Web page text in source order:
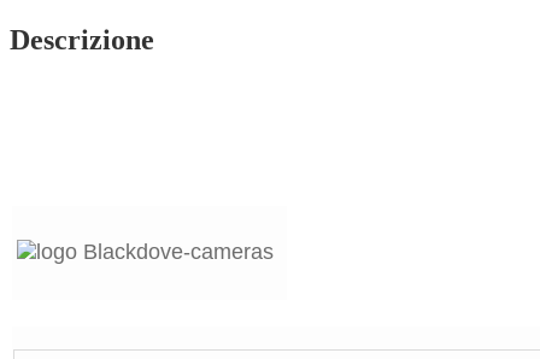
obiettivi
a
Descrizione